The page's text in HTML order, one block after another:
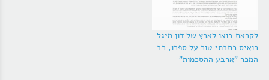
לקראת בואו לארץ של דון מיגל
רואיס כתבתי טור על ספרו, רב
המכר "ארבע ההסכמות"